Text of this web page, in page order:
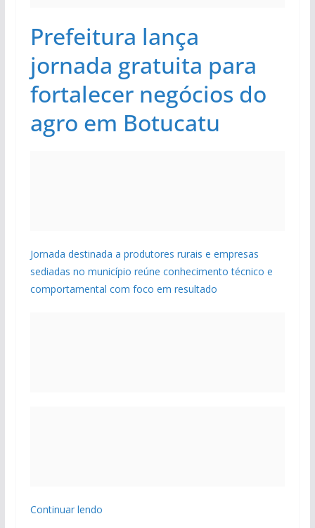
Prefeitura lança
jornada gratuita para
fortalecer negócios do
agro em Botucatu
Jornada destinada a produtores rurais e empresas
sediadas no município reúne conhecimento técnico e
comportamental com foco em resultado
Continuar lendo